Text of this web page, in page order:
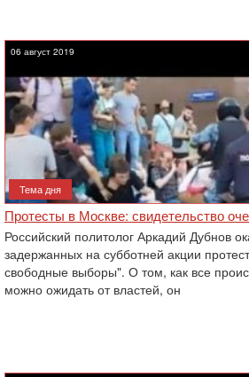
06 август 2019
Тема дня
Протесты в Москве: свидетельство
Российский политолог Аркадий Дубнов
задержанных на субботней акции
свободные выборы". О том, как все
можно ожидать от властей, он